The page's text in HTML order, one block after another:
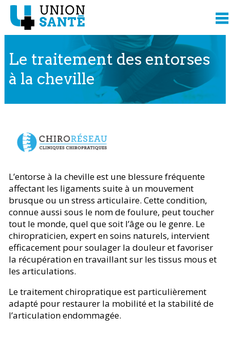
Le traitement des entorses
à la cheville
L’entorse à la cheville est une blessure fréquente
affectant les ligaments suite à un mouvement
brusque ou un stress articulaire. Cette condition,
connue aussi sous le nom de foulure, peut toucher
tout le monde, quel que soit l’âge ou le genre. Le
chiropraticien, expert en soins naturels, intervient
efficacement pour soulager la douleur et favoriser
la récupération en travaillant sur les tissus mous et
les articulations.
Le traitement chiropratique est particulièrement
adapté pour restaurer la mobilité et la stabilité de
l’articulation endommagée.